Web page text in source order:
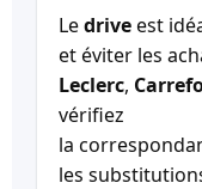
Ledriveest
et éviter les
Leclerc,
vérifiez
la
les